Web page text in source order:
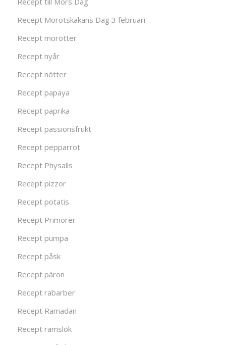
Recept Morotskakans Dag 3 februari
Recept morötter
Recept nyår
Recept nötter
Recept papaya
Recept paprika
Recept passionsfrukt
Recept pepparrot
Recept Physalis
Recept pizzor
Recept potatis
Recept Primörer
Recept pumpa
Recept påsk
Recept päron
Recept rabarber
Recept Ramadan
Recept ramslök